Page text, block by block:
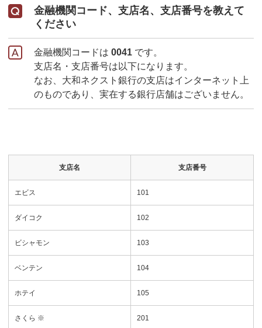
金融機関コード、支店名、支店番号を教えて
ください
金融機関コードは 0041 です。
支店名・支店番号は以下になります。
なお、大和ネクスト銀行の支店はインターネット上
のものであり、実在する銀行店舗はございません。
支店名 支店番号
エビス 101
ダイコク 102
ビシャモン 103
ベンテン 104
ホテイ 105
さくら ※ 201